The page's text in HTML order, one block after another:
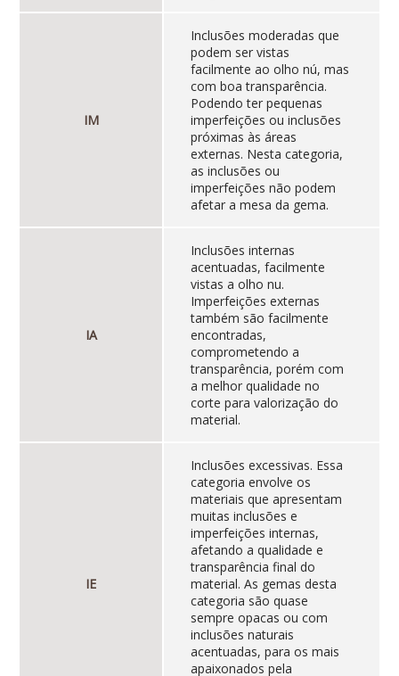
IM
Inclusões moderadas que
podem ser vistas
facilmente ao olho nú, mas
com boa transparência.
Podendo ter pequenas
imperfeições ou inclusões
próximas às áreas
externas. Nesta categoria,
as inclusões ou
imperfeições não podem
afetar a mesa da gema.
IA
Inclusões internas
acentuadas, facilmente
vistas a olho nu.
Imperfeições externas
também são facilmente
encontradas,
comprometendo a
transparência, porém com
a melhor qualidade no
corte para valorização do
material.
IE
Inclusões excessivas. Essa
categoria envolve os
materiais que apresentam
muitas inclusões e
imperfeições internas,
afetando a qualidade e
transparência final do
material. As gemas desta
categoria são quase
sempre opacas ou com
inclusões naturais
acentuadas, para os mais
apaixonados pela